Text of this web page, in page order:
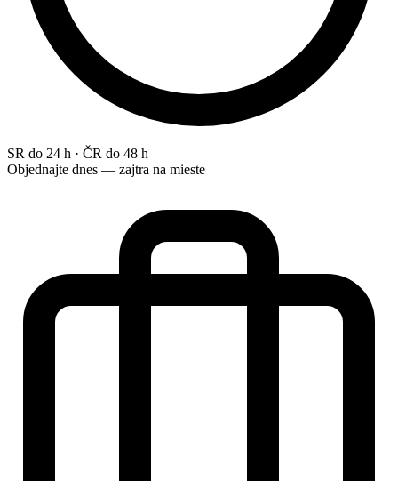
SR do 24 h · ČR do 48 h
Objednajte dnes — zajtra na mieste